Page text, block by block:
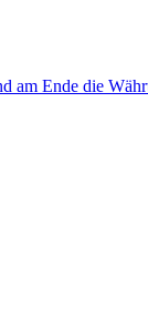
am Ende die